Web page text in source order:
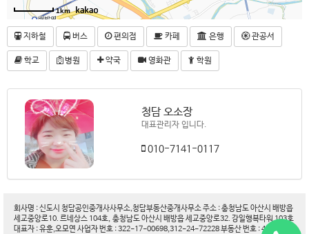
1km
지하철 버스 편의점 카페 은행 관공서
학교 병원 약국 영화관 학원
청담 오소장
대표관리자 입니다.
010-7141-0117
회사명 : 신도시 청담공인중개사사무소,청담부동산중개사무소 주소 : 충청남도 아산시 배방읍
세교중앙로10. 르네상스 104호, 충청남도 아산시 배방읍 세교중앙로32. 강일행복타워 103호
대표자 : 유훈,오모연 사업자 번호 : 322-17-00698,312-24-72228 부동산 번호 : 44200-